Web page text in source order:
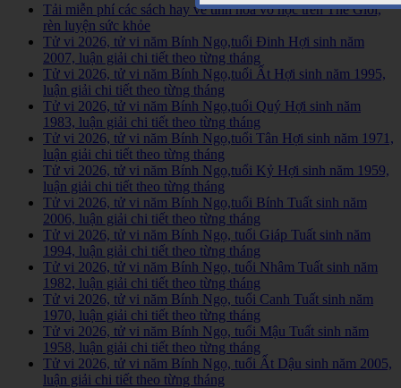
Tải miễn phí các sách hay về tinh hoa võ học trên Thế Giới,
rèn luyện sức khỏe
Tử vi 2026, tử vi năm Bính Ngọ,tuổi Đinh Hợi sinh năm
2007, luận giải chi tiết theo từng tháng
Tử vi 2026, tử vi năm Bính Ngọ,tuổi Ất Hợi sinh năm 1995,
luận giải chi tiết theo từng tháng
Tử vi 2026, tử vi năm Bính Ngọ,tuổi Quý Hợi sinh năm
1983, luận giải chi tiết theo từng tháng
Tử vi 2026, tử vi năm Bính Ngọ,tuổi Tân Hợi sinh năm 1971,
luận giải chi tiết theo từng tháng
Tử vi 2026, tử vi năm Bính Ngọ,tuổi Kỷ Hợi sinh năm 1959,
luận giải chi tiết theo từng tháng
Tử vi 2026, tử vi năm Bính Ngọ,tuổi Bính Tuất sinh năm
2006, luận giải chi tiết theo từng tháng
Tử vi 2026, tử vi năm Bính Ngọ, tuổi Giáp Tuất sinh năm
1994, luận giải chi tiết theo từng tháng
Tử vi 2026, tử vi năm Bính Ngọ, tuổi Nhâm Tuất sinh năm
1982, luận giải chi tiết theo từng tháng
Tử vi 2026, tử vi năm Bính Ngọ, tuổi Canh Tuất sinh năm
1970, luận giải chi tiết theo từng tháng
Tử vi 2026, tử vi năm Bính Ngọ, tuổi Mậu Tuất sinh năm
1958, luận giải chi tiết theo từng tháng
Tử vi 2026, tử vi năm Bính Ngọ, tuổi Ất Dậu sinh năm 2005,
luận giải chi tiết theo từng tháng